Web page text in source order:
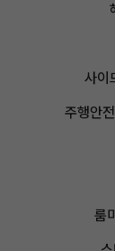
사이
주행안
룸